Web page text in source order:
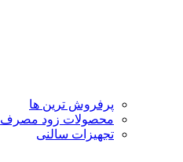
پرفروش ترین ها
محصولات زود مصرف
تجهیزات سالنی